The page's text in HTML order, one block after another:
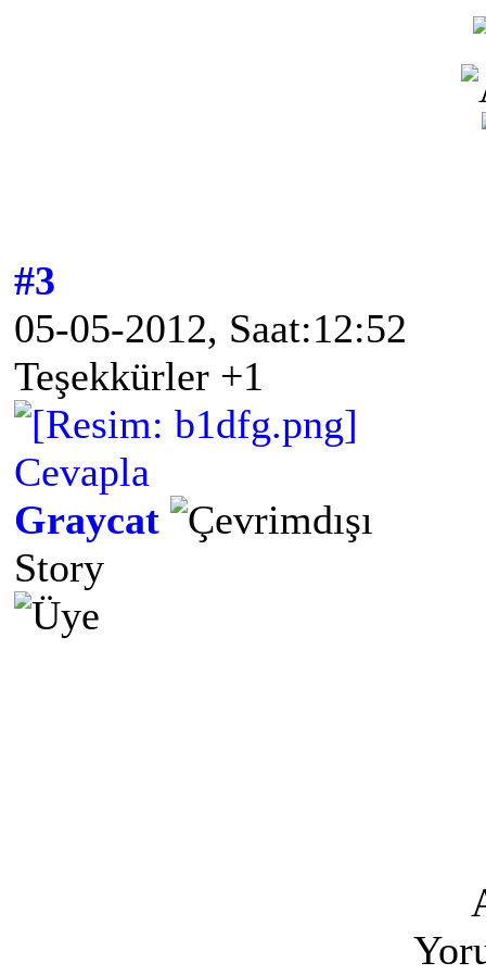
#3
05-05-2012, Saat:12:52
Teşekkürler +1
Cevapla
Graycat
Story